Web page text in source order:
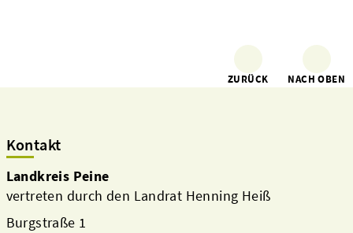
ZURÜCK NACH OBEN
Kontakt
Landkreis Peine
vertreten durch den Landrat Henning Heiß
Burgstraße 1